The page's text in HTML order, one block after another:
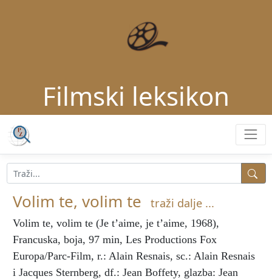
Filmski leksikon
Volim te, volim te traži dalje ...
Volim te, volim te (Je t’aime, je t’aime, 1968),
Francuska, boja, 97 min, Les Productions Fox
Europa/Parc-Film, r.: Alain Resnais, sc.: Alain Resnais
i Jacques Sternberg, df.: Jean Boffety, glazba: Jean